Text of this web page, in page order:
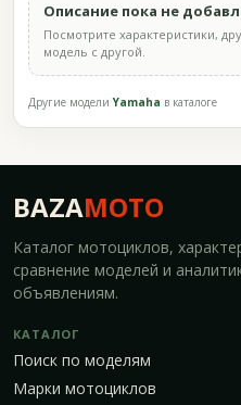
Описание пока не
Посмотрите характеристики,
модель с другой.
Другие моделиYamaha в каталоге
BAZAMOTO
Каталог мотоциклов,
сравнение моделей и
объявлениям.
КАТАЛОГ
Поиск по моделям
Марки мотоциклов